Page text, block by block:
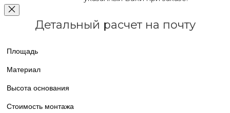
Детальный расчет на почту
Площадь
Материал
Высота основания
Стоимость монтажа